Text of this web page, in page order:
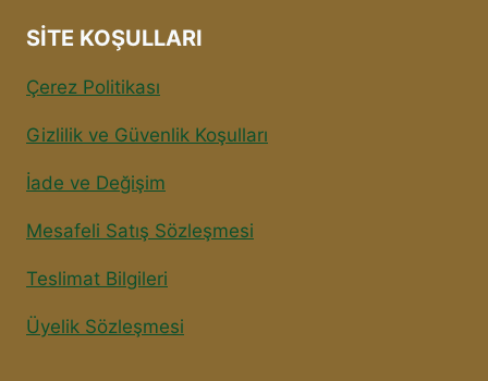
SITE KOŞULLARI
Çerez Politikası
Gizlilik ve Güvenlik Koşulları
İade ve Değişim
Mesafeli Satış Sözleşmesi
Teslimat Bilgileri
Üyelik Sözleşmesi